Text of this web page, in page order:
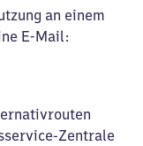
an einem
E-Mail:
Zentrale